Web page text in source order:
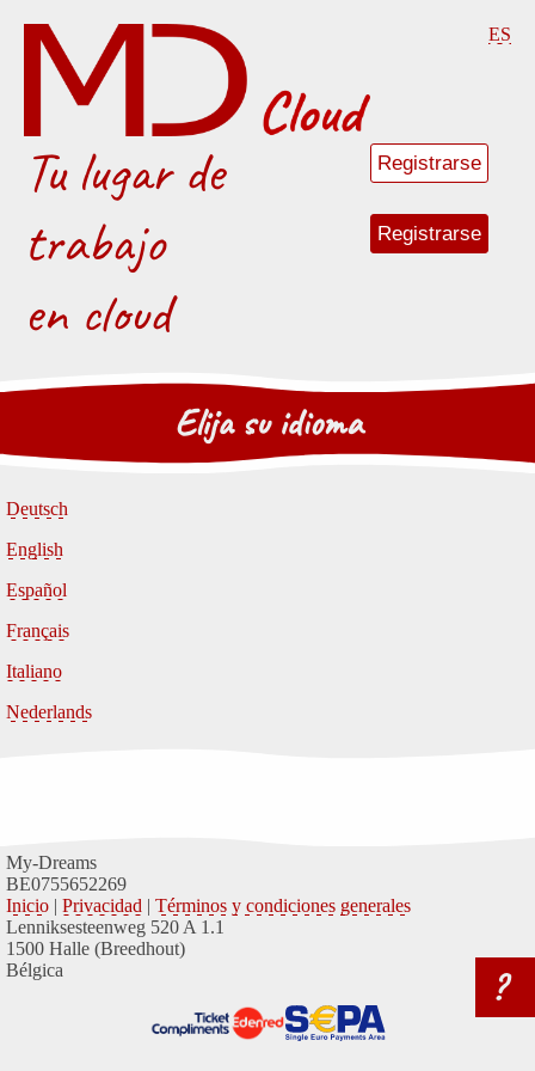
cloud
Tu lugar de
trabajo
en cloud
Registrarse
Registrarse
ES
Elija su idioma
Deutsch
English
Español
Français
Italiano
Nederlands
My-Dreams
BE0755652269
Inicio | Privacidad | Términos y condiciones generales
Lenniksesteenweg 520 A 1.1
1500 Halle (Breedhout)
Bélgica
?